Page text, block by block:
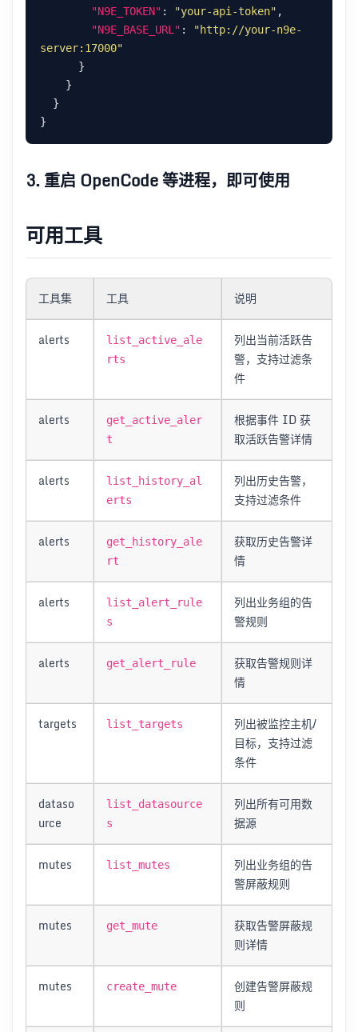
"N9E_TOKEN" : "your-api-token"
"N9E_BASE_URL" :
"http://your-n9e-
server:17000"
3. 重启 OpenCode 等进程，即可使用
可用工具
工具集 工具 说明
alerts
list_active_ale
rts
列出当前活跃告
警，支持过滤条
件
alerts
get_active_aler
t
根据事件 ID 获
取活跃告警详情
alerts
list_history_al
erts
列出历史告警，
支持过滤条件
alerts
get_history_ale
rt
获取历史告警详
情
alerts
list_alert_rule
s
列出业务组的告
警规则
alerts get_alert_rule
获取告警规则详
情
targets list_targets
列出被监控主机/
目标，支持过滤
条件
dataso
urce
list_datasource
s
列出所有可用数
据源
mutes list_mutes
列出业务组的告
警屏蔽规则
mutes get_mute
获取告警屏蔽规
则详情
mutes create_mute
创建告警屏蔽规
则